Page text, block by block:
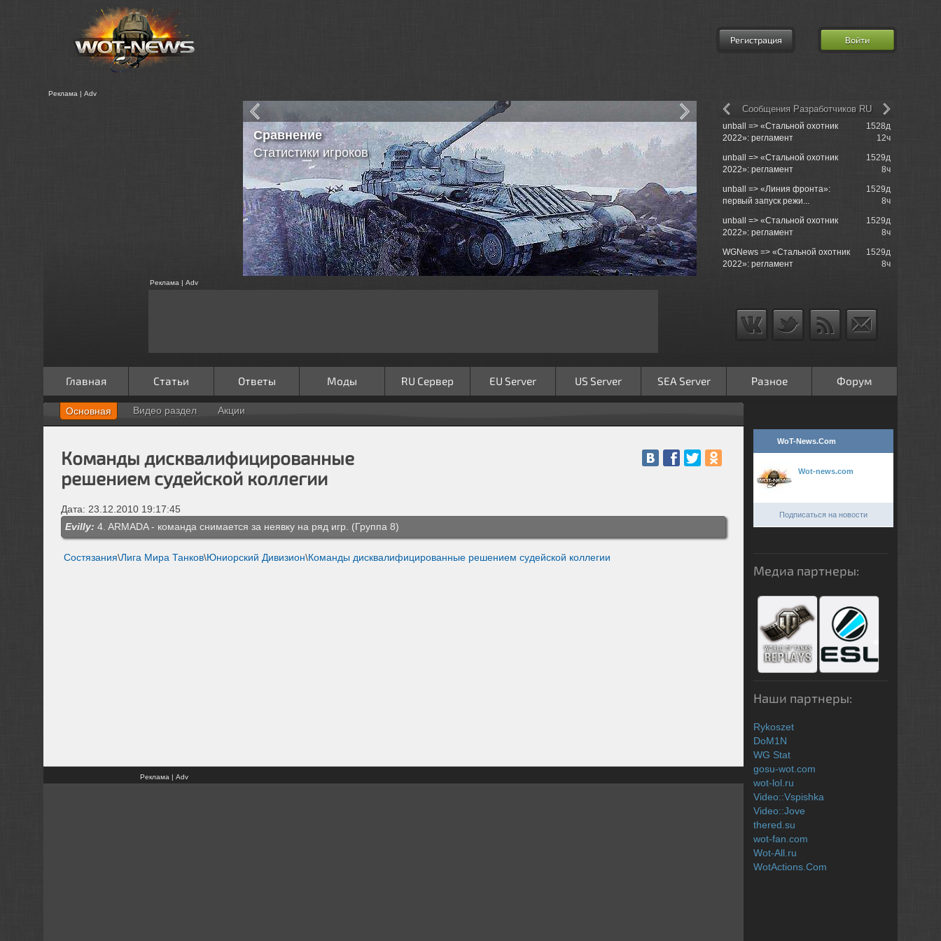
Регистрация Войти
Реклама | Adv
Сравнение
Статистики игроков
unball => «Стальной охотник
2022»: регламент
1528д
12ч
unball => «Стальной охотник
2022»: регламент
1529д
8ч
unball => «Линия фронта»:
первый запуск режи...
1529д
8ч
unball => «Стальной охотник
2022»: регламент
1529д
8ч
WGNews => «Стальной охотник
2022»: регламент
1529д
8ч
Сообщения Разработчиков RU
Реклама | Adv
Главная Статьи Ответы Моды RU Сервер EU Server US Server SEA Server Разное Форум
Основная Видео раздел Акции
Команды дисквалифицированные
решением судейской коллегии
Дата: 23.12.2010 19:17:45
Evilly: 4. ARMADA - команда снимается за неявку на ряд игр. (Группа 8)
Состязания\Лига Мира Танков\Юниорский Дивизион\Команды дисквалифицированные решением судейской коллегии
Реклама | Adv
WoT-News.Com
Wot-news.com
Подписаться на новости
Медиа партнеры:
Наши партнеры:
Rykoszet
DoM1N
WG Stat
gosu-wot.com
wot-lol.ru
Video::Vspishka
Video::Jove
thered.su
wot-fan.com
Wot-All.ru
WotActions.Com